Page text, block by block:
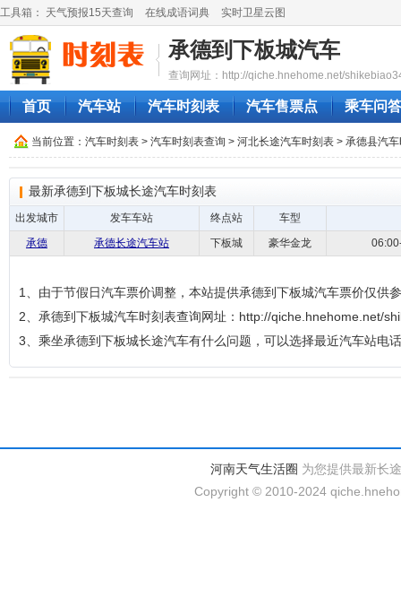
工具箱： 天气预报15天查询 在线成语词典 实时卫星云图
承德到下板城汽车
查询网址：http://qiche.hnehome.net/
首页 汽车站 汽车时刻表 汽车售票点 乘车问答
当前位置： 汽车时刻表 > 汽车时刻表查询 > 河北长途汽车时刻表 > 承德县汽
最新承德到下板城长途汽车时刻表
出发城市 发车车站 终点站
车型
承德
承德长途汽车站 下板城 豪华金龙
1、由于节假日汽车票价调整，本站提供承德到下板城汽车票价仅供
2、承德到下板城汽车时刻表查询网址：http://qiche.hnehome.net/
3、乘坐承德到下板城长途汽车有什么问题，可以选择最近汽车站电
河南天气生活圈 为您提供最新长
Copyright © 2010-2024